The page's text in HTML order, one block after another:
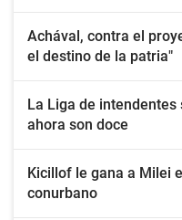
Achával, contra el
el destino de la patria"
La Liga de
ahora son doce
Kicillof le gana a Milei
conurbano